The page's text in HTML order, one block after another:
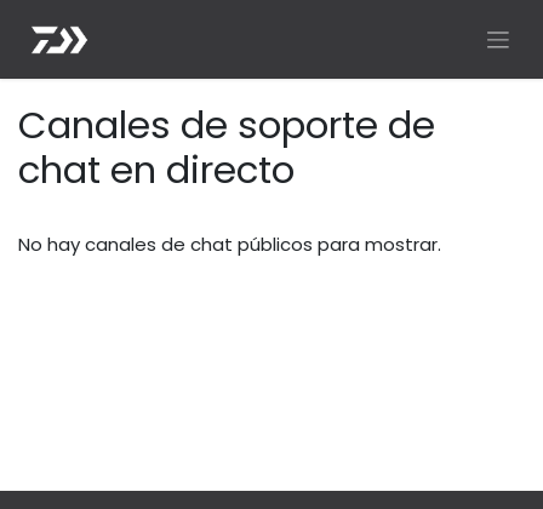
Canales de soporte de
chat en directo
No hay canales de chat públicos para mostrar.